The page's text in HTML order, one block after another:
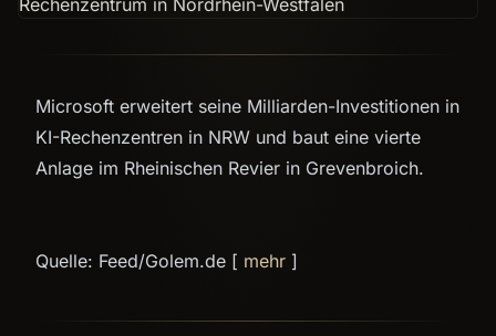
Microsoft erweitert seine Milliarden-Investitionen in
KI-Rechenzentren in NRW und baut eine vierte
Anlage im Rheinischen Revier in Grevenbroich.
Quelle: Feed/Golem.de [ mehr ]